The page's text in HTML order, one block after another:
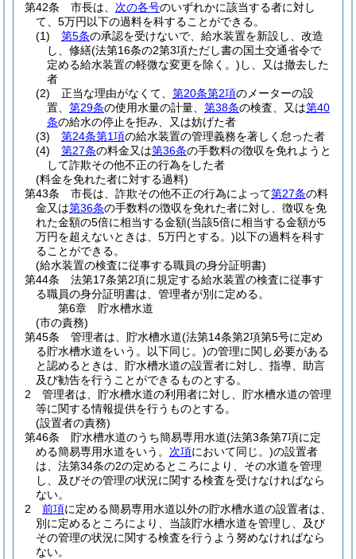
第42条
市長は、 次の各号のいずれかに該当する者に対し
て、5万円以下の過料を科することができる。
(1)
第5条の承認を受けないで、給水装置を新設し、改造
し、修繕(法第16条の2第3項ただし書の国土交通省令で
定める給水装置の軽微な変更を除く。) し、又は撤去した
者
(2)
正当な理由がなくて、 第20条第2項のメーターの設
置、 第29条の使用水量の計量、 第38条の検査、又は第40
条の給水の停止を拒み、又は妨げた者
(3)
第24条第1項の給水装置の管理義務を著しく怠った者
(4)
第27条の料金又は第36条の手数料の徴収を免れようと
して詐欺その他不正の行為をした者
(料金を免れた者に対する過料)
第43条
市長は、詐欺その他不正の行為によって第27条の料
金又は第36条の手数料の徴収を免れた者に対し、徴収を免
れた金額の5倍に相当する金額(当該5倍に相当する金額が5
万円を超えないときは、5万円とする。)以下の過料を科す
ることができる。
(給水装置の検査に従事する職員の身分証明書)
第44条
法第17条第2項に規定する給水装置の検査に従事す
る職員の身分証明書は、管理者が別に定める。
第6章
貯水槽水道
(市の責務)
第45条
管理者は、貯水槽水道(法第14条第2項第5号に定め
る貯水槽水道をいう。以下同じ。)の管理に関し必要がある
と認めるときは、貯水槽水道の設置者に対し、指導、助言
及び勧告を行うことができるものとする。
2
管理者は、貯水槽水道の利用者に対し、貯水槽水道の管理
等に関する情報提供を行うものとする。
(設置者の責務)
第46条
貯水槽水道のうち簡易専用水道(法第3条第7項に定
める簡易専用水道をいう。 次項において同じ。)の設置者
は、法第34条の2の定めるところにより、その水道を管理
し、及びその管理の状況に関する検査を受けなければなら
ない。
2
前項に定める簡易専用水道以外の貯水槽水道の設置者は、
別に定めるところにより、当該貯水槽水道を管理し、及び
その管理の状況に関する検査を行うよう努めなければなら
ない。